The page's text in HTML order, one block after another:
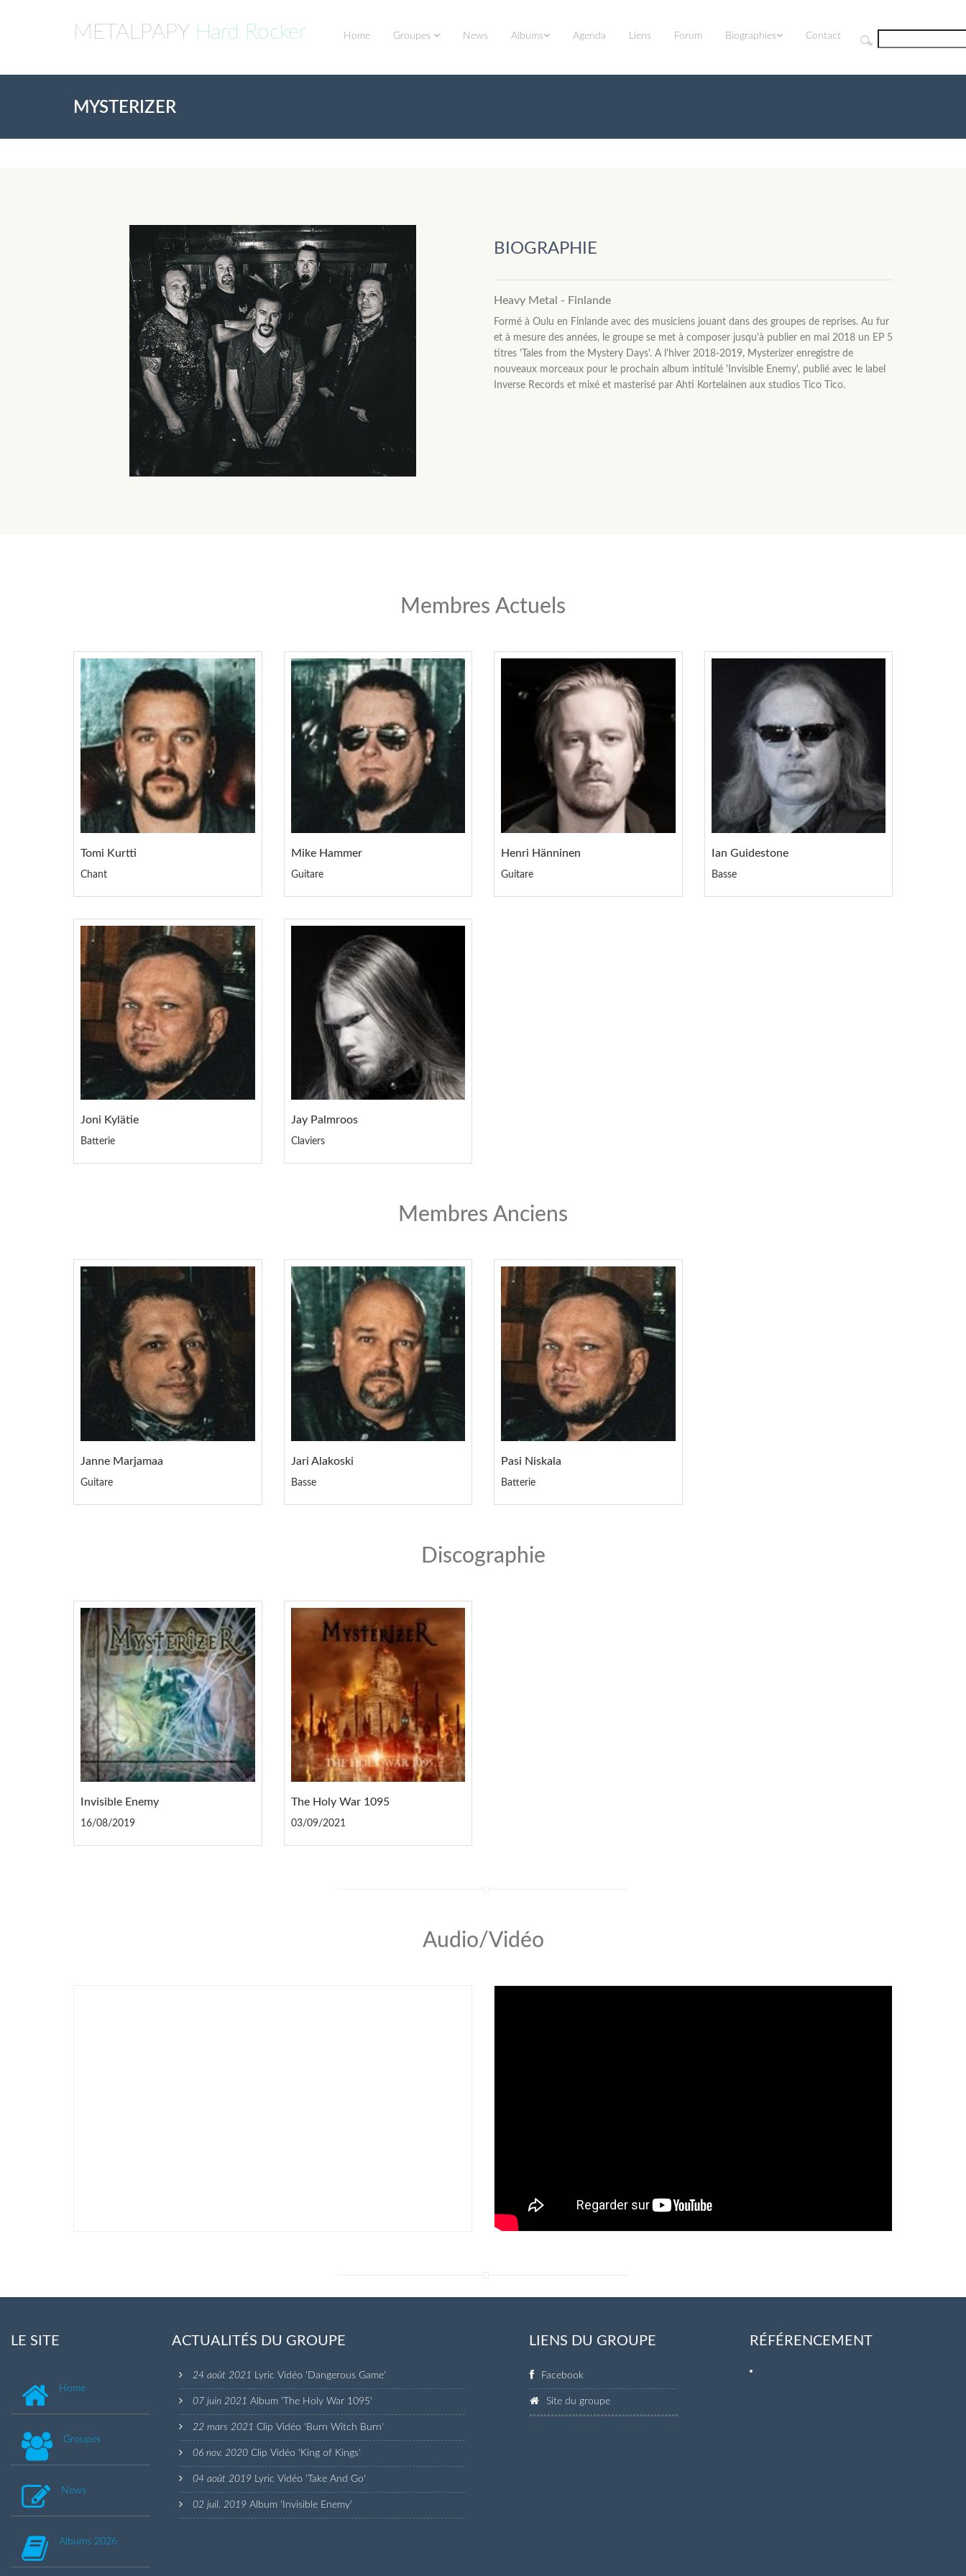
METALPAPY Hard Rocker Home Groupes News Albums Agenda Liens Forum Biographies Contact
MYSTERIZER
BIOGRAPHIE
Heavy Metal - Finlande
Formé à Oulu en Finlande avec des musiciens jouant dans des groupes de reprises. Au fur
et à mesure des années, le groupe se met à composer jusqu'à publier en mai 2018 un EP 5
titres 'Tales from the Mystery Days'. A l'hiver 2018-2019, Mysterizer enregistre de
nouveaux morceaux pour le prochain album intitulé 'Invisible Enemy', publié avec le label
Inverse Records et mixé et masterisé par Ahti Kortelainen aux studios Tico Tico.
Membres Actuels
Tomi Kurtti
Chant
Mike Hammer
Guitare
Henri Hänninen
Guitare
Ian Guidestone
Basse
Joni Kylätie
Batterie
Jay Palmroos
Claviers
Membres Anciens
Janne Marjamaa
Guitare
Jari Alakoski
Basse
Pasi Niskala
Batterie
Discographie
Invisible Enemy
16/08/2019
The Holy War 1095
03/09/2021
Audio/Vidéo
LE SITE
Home
Groupes
News
Albums 2026
ACTUALITÉS DU GROUPE
24 août 2021 Lyric Vidéo 'Dangerous Game'
07 juin 2021 Album 'The Holy War 1095'
22 mars 2021 Clip Vidéo 'Burn Witch Burn'
06 nov. 2020 Clip Vidéo 'King of Kings'
04 août 2019 Lyric Vidéo 'Take And Go'
02 juil. 2019 Album 'Invisible Enemy'
LIENS DU GROUPE
Facebook
Site du groupe
RÉFÉRENCEMENT